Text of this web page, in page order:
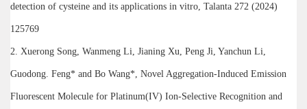
detection of cysteine and its applications in vitro, Talanta 272 (2024)
125769
2. Xuerong Song, Wanmeng Li, Jianing Xu, Peng Ji, Yanchun Li,
Guodong. Feng* and Bo Wang*, Novel Aggregation-Induced Emission
Fluorescent Molecule for Platinum(IV) Ion-Selective Recognition and